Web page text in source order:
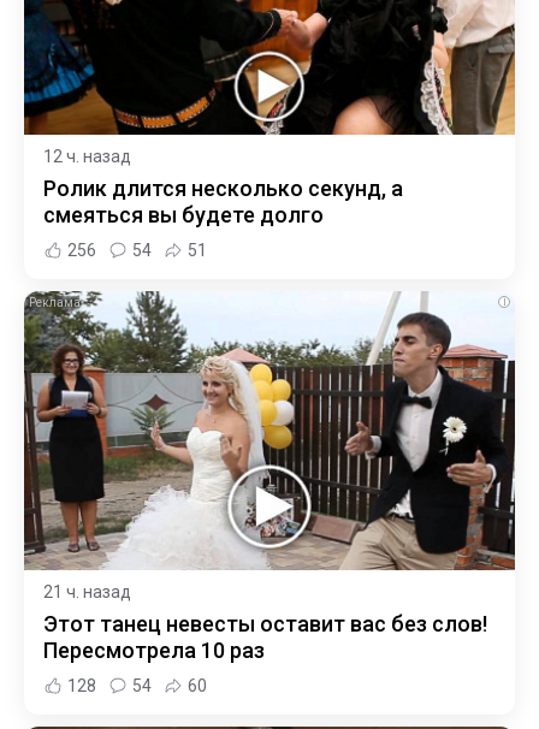
12 ч. назад
Ролик длится несколько секунд, а
смеяться вы будете долго
256 54 51
i
21 ч. назад
Этот танец невесты оставит вас без слов!
Пересмотрела 10 раз
128 54 60